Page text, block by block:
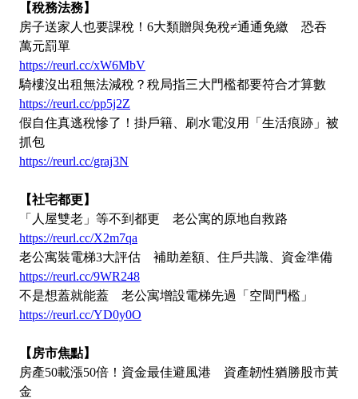
【稅務法務】
房子送家人也要課稅！6大類贈與免稅≠通通免繳 恐吞
萬元罰單
https://reurl.cc/xW6MbV
騎樓沒出租無法減稅？稅局指三大門檻都要符合才算數
https://reurl.cc/pp5j2Z
假自住真逃稅慘了！掛戶籍、刷水電沒用「生活痕跡」被
抓包
https://reurl.cc/graj3N
【社宅都更】
「人屋雙老」等不到都更 老公寓的原地自救路
https://reurl.cc/X2m7qa
老公寓裝電梯3大評估 補助差額、住戶共識、資金準備
https://reurl.cc/9WR248
不是想蓋就能蓋 老公寓增設電梯先過「空間門檻」
https://reurl.cc/YD0y0O
【房市焦點】
房產50載漲50倍！資金最佳避風港 資產韌性猶勝股市黃
金